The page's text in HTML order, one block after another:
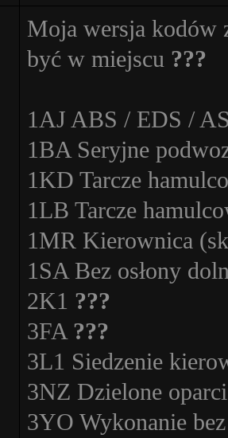
Moja wersja kodów
być w miejscu ???
1AJ ABS / EDS /
1BA Seryjne
1KD Tarcze
1LB Tarcze
1MR Kierownica
1SA Bez osłony
2K1 ???
3FA ???
3L1 Siedzenie
3NZ Dzielone
3YO Wykonanie